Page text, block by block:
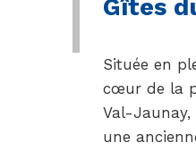
Gîtes
Située en
cœur de la
Val-Jaunay,
une